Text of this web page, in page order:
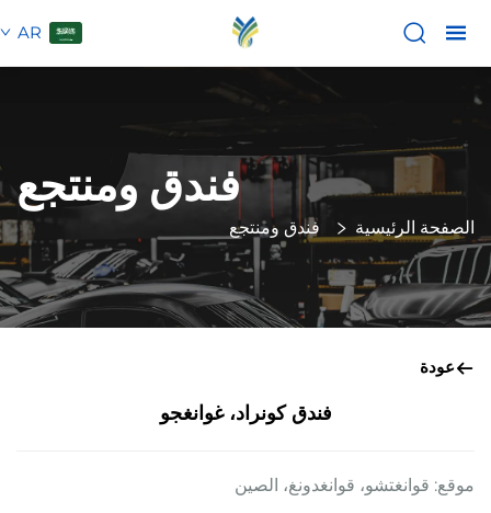
AR
فندق ومنتجع
الصفحة الرئيسية فندق ومنتجع
عودة
فندق كونراد، غوانغجو
موقع: قوانغتشو، قوانغدونغ، الصين